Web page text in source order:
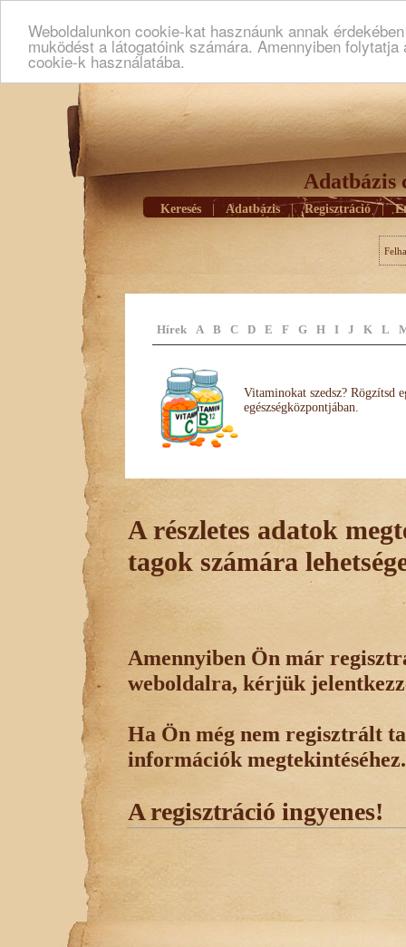
Weboldalunkon cookie-kat hasznáunk annak
muködést a látogatóink számára. Amennyiben
cookie-k használatába.
Adatbázis
Keresés Adatbázis | Regisztráció |
Hírek A B C D E F G H I J K L
Vitaminokat szedsz? Rögzítsd
egészségközpontjában.
A részletes adatok
tagok számára
Amennyiben Ön már
weboldalra, kérjük
Ha Ön még nem regisztrált
információk megtekintéséhez.
A regisztráció ingyenes!